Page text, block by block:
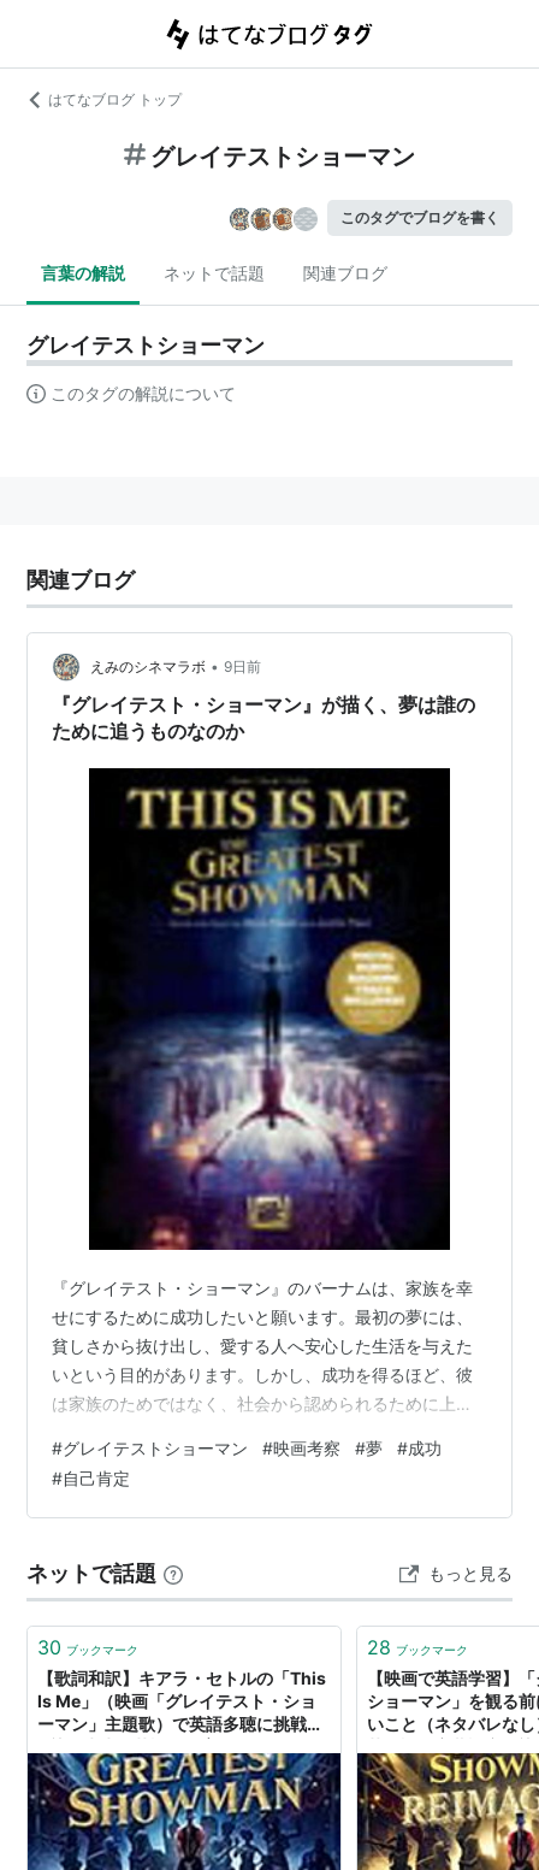
はてなブログ トップ
グレイテストショーマン
このタグでブログを書く
言葉の解説 ネットで話題 関連ブログ
グレイテストショーマン
このタグの解説について
関連ブログ
えみのシネマラボ • 9日前
『グレイテスト・ショーマン』が描く、夢は誰の
ために追うものなのか
『グレイテスト・ショーマン』のバーナムは、家族を幸
せにするために成功したいと願います。最初の夢には、
貧しさから抜け出し、愛する人へ安心した生活を与えた
いという目的があります。しかし、成功を得るほど、彼
は家族のためではなく、社会から認められるために上へ
向きですが、誰に認められたいのかによって意味が変わ
ります。バーナムは観客の拍手を得ても、上流社会から
は完全に受け入れられません。その不足を埋めるため、
と、どれだけ進んでも満足できません。新しい公演が成
功しても、次はもっと一流と認められたい。その…
#グレイテストショーマン #映画考察 #夢 #成功
#自己肯定
ネットで話題 もっと見る
30 ブックマーク
【歌詞和訳】キアラ・セトルの「This
Is Me」（映画「グレイテスト・ショ
ーマン」主題歌）で英語多聴に挑戦！
28 ブックマーク
【映画で英語学習】
ショーマン」を観る
いこと（ネタバレな
子育て